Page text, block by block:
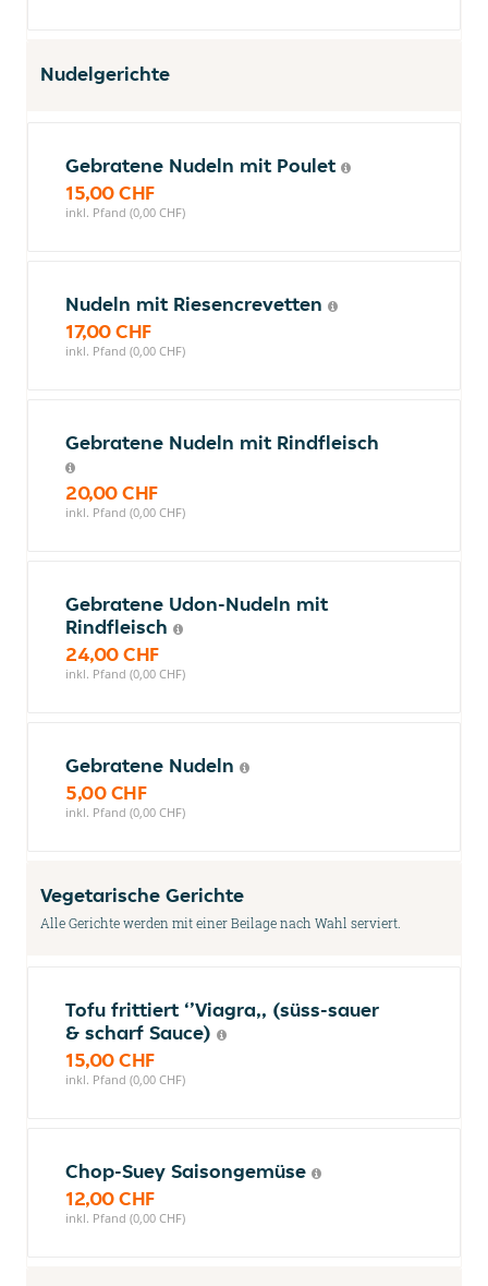
Nudelgerichte
Gebratene Nudeln mit Poulet
15,00 CHF
inkl. Pfand (0,00 CHF)
Nudeln mit Riesencrevetten
17,00 CHF
inkl. Pfand (0,00 CHF)
Gebratene Nudeln mit Rindfleisch
20,00 CHF
inkl. Pfand (0,00 CHF)
Gebratene Udon-Nudeln mit
Rindfleisch
24,00 CHF
inkl. Pfand (0,00 CHF)
Gebratene Nudeln
5,00 CHF
inkl. Pfand (0,00 CHF)
Vegetarische Gerichte
Alle Gerichte werden mit einer Beilage nach Wahl serviert.
Tofu frittiert ‘’Viagra,, (süss-sauer
& scharf Sauce)
15,00 CHF
inkl. Pfand (0,00 CHF)
Chop-Suey Saisongemüse
12,00 CHF
inkl. Pfand (0,00 CHF)